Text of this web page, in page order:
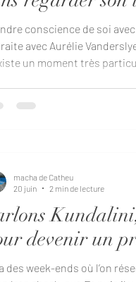
conscience de soi
avec Aurélie
un moment très
ressentir quoi que ce soit
devenir un
des week-ends où l’on
macha de Catheu
20 juin
2 min de lecture